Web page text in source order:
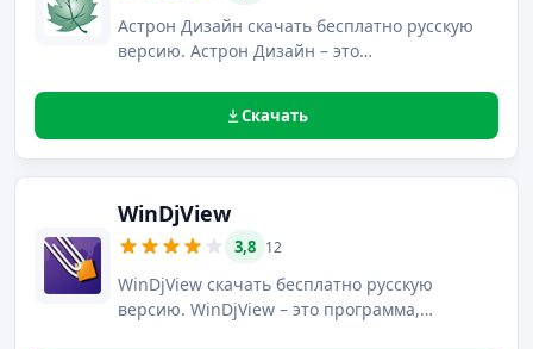
Астрон Дизайн скачать бесплатно русскую
версию. Астрон Дизайн – это
свободном доступе.
Скачать
WinDjView
3,8 12
WinDjView скачать бесплатно русскую
версию. WinDjView – это программа,